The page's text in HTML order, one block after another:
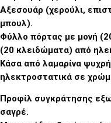
Αξεσουάρ (χερούλι,
μπουλ).
Φύλλο πόρτας με μονή
(20 κλειδώματα) από
Κάσα από λαμαρίνα
ηλεκτροστατικά σε
Προφίλ συγκράτησης
σαγρέ.